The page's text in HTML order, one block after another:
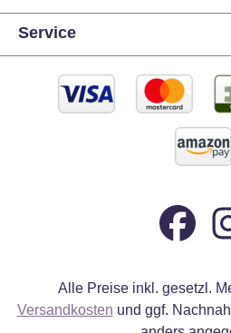
Service
Alle Preise inkl. gesetzl.
Versandkosten und ggf.